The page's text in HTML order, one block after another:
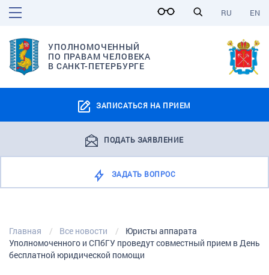
EN
RU
УПОЛНОМОЧЕННЫЙ
ПО ПРАВАМ ЧЕЛОВЕКА
В САНКТ-ПЕТЕРБУРГЕ
ЗАПИСАТЬСЯ НА ПРИЕМ
ПОДАТЬ ЗАЯВЛЕНИЕ
ЗАДАТЬ ВОПРОС
Главная Все новости
Юристы аппарата
Уполномоченного и СПбГУ проведут совместный прием в День
бесплатной юридической помощи